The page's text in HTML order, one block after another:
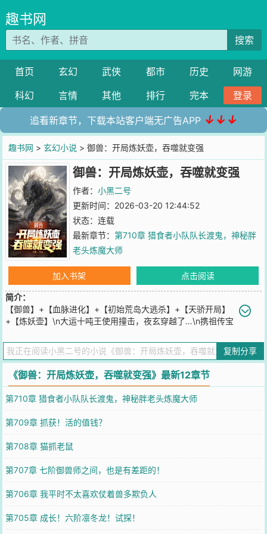
趣书网
搜索
首页 玄幻 武侠 都市 历史
网游
科幻
言情 其他 排行 完本 登录
追看新章节，下载本站客户端无广告APP ↓↓↓
趣书网 >玄幻小说 > 御兽：开局炼妖壶，吞噬就变强
御兽：开局炼妖壶，吞噬就变强
作者： 小黑二号
更新时间：2026-03-20 12:44:52
状态：连载
最新章节： 第710章 猎食者小队队长渡鬼，神秘胖
老头炼魔大师
加入书架 点击阅读
简介：
【御兽】+【血脉进化】+【初始荒岛大逃杀】+【天骄开局】
+【炼妖壶】\n大运十吨王使用撞击，夜玄穿越了…\n携祖传宝
骸，即可快速提升契约妖宠境界！\n别人提升契约妖宠境界砸海量资
源，而夜玄则全靠吞！\n什么？\n你说双天赋御兽师境界成长缓慢？
\n契约妖宠有极限？\n不好意思，和我的炼妖壶说去吧！\n哪怕是最
弱的虫兽，也能大放光彩！
您要是觉得《
御兽：开局炼妖壶，吞噬就变强
》还不错的话请不要忘
记向您QQ群和微博微信里的朋友推荐哦！
复制分享
《御兽：开局炼妖壶，吞噬就变强》最新12章节
第710章 猎食者小队队长渡鬼，神秘胖老头炼魔大师
第709章 抓获！活的值钱？
第708章 猫抓老鼠
第707章 七阶御兽师之间，也是有差距的！
第706章 我平时不太喜欢仗着兽多欺负人
第705章 成长！六阶凛冬龙！试探！